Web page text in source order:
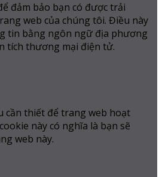
đảm bảo bạn có được trải
web của chúng tôi. Điều này
tin bằng ngôn ngữ địa phương
tích thương mại điện tử.
cần thiết để trang web hoạt
này có nghĩa là bạn sẽ
web này.